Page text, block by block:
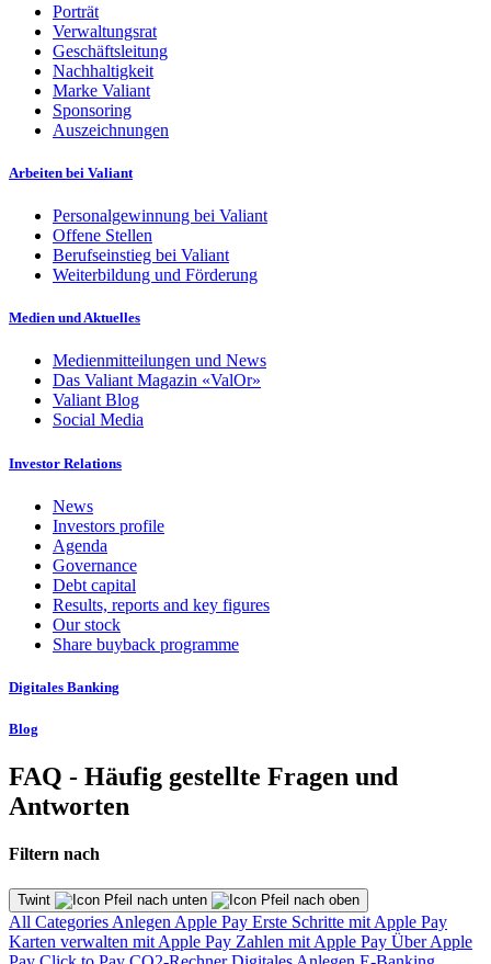
Porträt
Verwaltungsrat
Geschäftsleitung
Nachhaltigkeit
Marke Valiant
Sponsoring
Auszeichnungen
Arbeiten bei Valiant
Personalgewinnung bei Valiant
Offene Stellen
Berufseinstieg bei Valiant
Weiterbildung und Förderung
Medien und Aktuelles
Medienmitteilungen und News
Das Valiant Magazin «ValOr»
Valiant Blog
Social Media
Investor Relations
News
Investors profile
Agenda
Governance
Debt capital
Results, reports and key figures
Our stock
Share buyback programme
Digitales Banking
Blog
FAQ - Häufig gestellte Fragen und
Antworten
Filtern nach
Twint
All Categories Anlegen Apple Pay Erste Schritte mit Apple Pay
Karten verwalten mit Apple Pay Zahlen mit Apple Pay Über Apple